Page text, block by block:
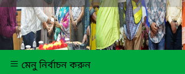
মেনু নির্বাচন করুন